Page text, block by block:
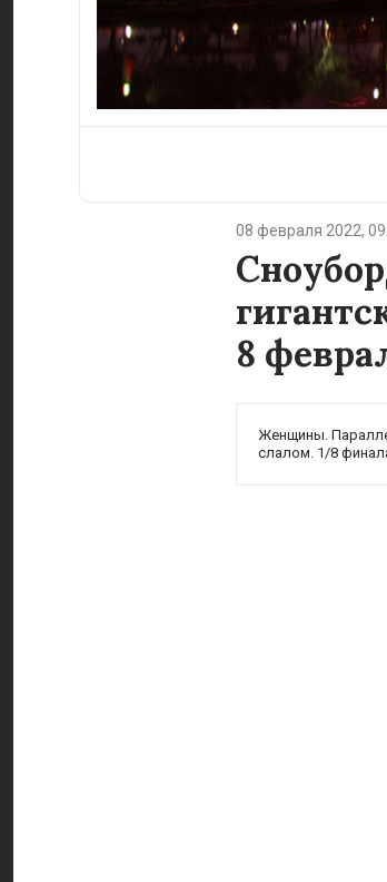
08 февраля 2022,
8
Женщины.
слалом. 1/8